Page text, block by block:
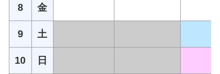
8 金
9 土
10 日